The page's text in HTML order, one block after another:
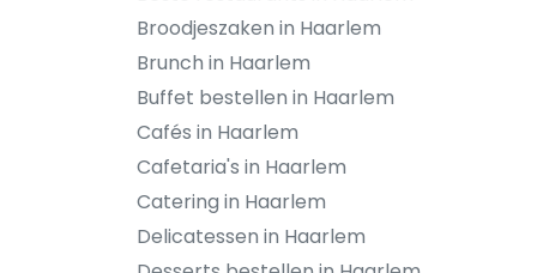
Broodjeszaken in Haarlem
Brunch in Haarlem
Buffet bestellen in Haarlem
Cafés in Haarlem
Cafetaria's in Haarlem
Catering in Haarlem
Delicatessen in Haarlem